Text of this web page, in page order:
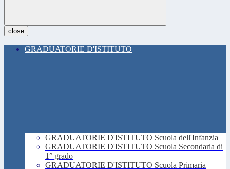
close
GRADUATORIE D'ISTITUTO
GRADUATORIE D'ISTITUTO Scuola dell'Infanzia
GRADUATORIE D'ISTITUTO Scuola Secondaria di
1° grado
GRADUATORIE D'ISTITUTO Scuola Primaria